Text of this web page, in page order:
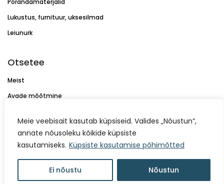
Meie veebisait kasutab küpsiseid. Valides „Nõustun“,
annate nõusoleku kõikide küpsiste
kasutamiseks. Küpsiste kasutamise põhimõtted
Ei nõustu Nõustun
Lukustus, furnituur, uksesilmad
Leiunurk
Otsetee
Meist
Avade mõõtmine
Kontakt
Dokumendid ja juhendid